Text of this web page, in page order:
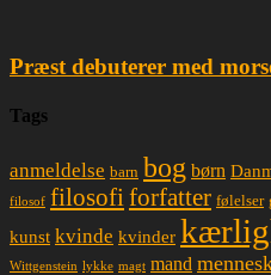
Præst debuterer med
Tags
anmeldelse barn bog børn
filosof filosofiforfatter følelser
kunst kvinde kvinder
Wittgenstein lykke magt mand